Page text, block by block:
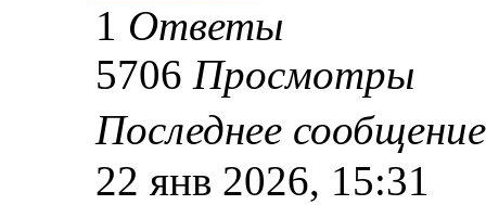
1 Ответы
5706 Просмотры
Последнее
22 янв 2026, 15:31